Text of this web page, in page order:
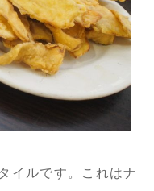
イルです。これはナ